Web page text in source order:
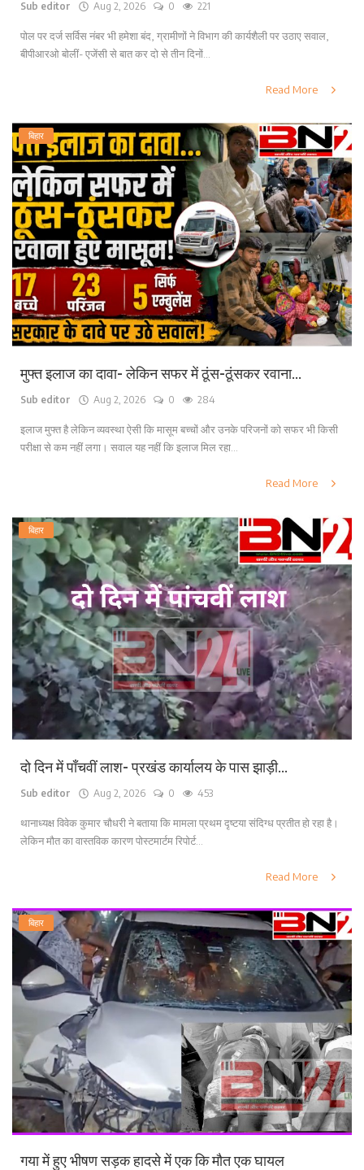
Sub editor Aug 2, 2026 0 221
पोल पर दर्ज सर्विस नंबर भी हमेशा बंद, ग्रामीणों ने विभाग की कार्यशैली पर उठाए सवाल,
बीपीआरओ बोलीं- एजेंसी से बात कर दो से तीन दिनों...
Read More
बिहार
मुफ्त इलाज का दावा- लेकिन सफर में ठूंस-ठूंसकर रवाना...
Sub editor Aug 2, 2026 0 284
इलाज मुफ्त है लेकिन व्यवस्था ऐसी कि मासूम बच्चों और उनके परिजनों को सफर भी किसी
परीक्षा से कम नहीं लगा। सवाल यह नहीं कि इलाज मिल रहा...
Read More
बिहार
दो दिन में पाँचवीं लाश- प्रखंड कार्यालय के पास झाड़ी...
Sub editor Aug 2, 2026 0 453
थानाध्यक्ष विवेक कुमार चौधरी ने बताया कि मामला प्रथम दृष्टया संदिग्ध प्रतीत हो रहा है।
लेकिन मौत का वास्तविक कारण पोस्टमार्टम रिपोर्ट...
Read More
बिहार
गया में हुए भीषण सड़क हादसे में एक कि मौत एक घायल